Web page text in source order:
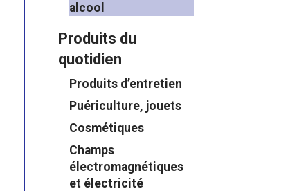
alcool
Produits du
quotidien
Produits d’entretien
Puériculture, jouets
Cosmétiques
Champs
électromagnétiques
et électricité